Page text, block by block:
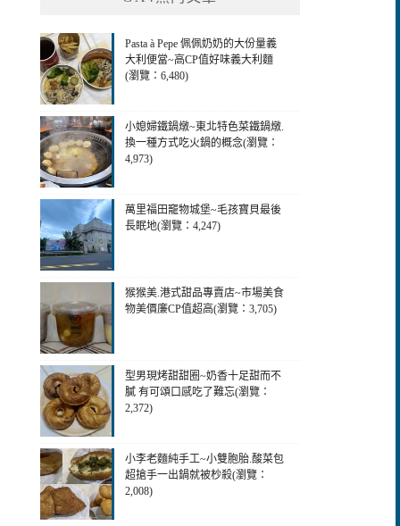
Pasta à Pepe 佩佩奶奶的大份量義
大利便當~高CP值好味義大利麵
(瀏覽：6,480)
小媳婦鐵鍋燉~東北特色菜鐵鍋燉.
換一種方式吃火鍋的概念(瀏覽：
4,973)
萬里福田竉物城堡~毛孩寶貝最後
長眠地(瀏覽：4,247)
猴猴美.港式甜品專賣店~市場美食
物美價廉CP值超高(瀏覽：3,705)
型男現烤甜甜圈~奶香十足甜而不
膩 有可頌口感吃了難忘(瀏覽：
2,372)
小李老麵純手工~小雙胞胎.酸菜包
超搶手一出鍋就被杪殺(瀏覽：
2,008)